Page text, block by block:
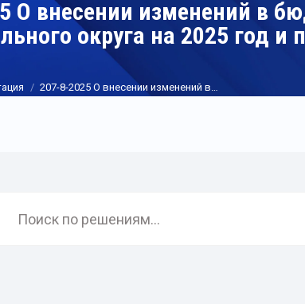
О внесении изменений в
округа на 2025 год
207-8-2025 О внесении изменений в…